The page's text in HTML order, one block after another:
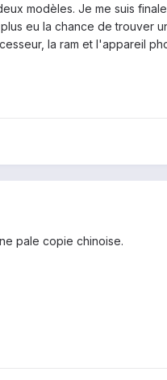
modèles. Je me suis
eu la chance de trouver
la ram et l'appareil
pale copie chinoise.